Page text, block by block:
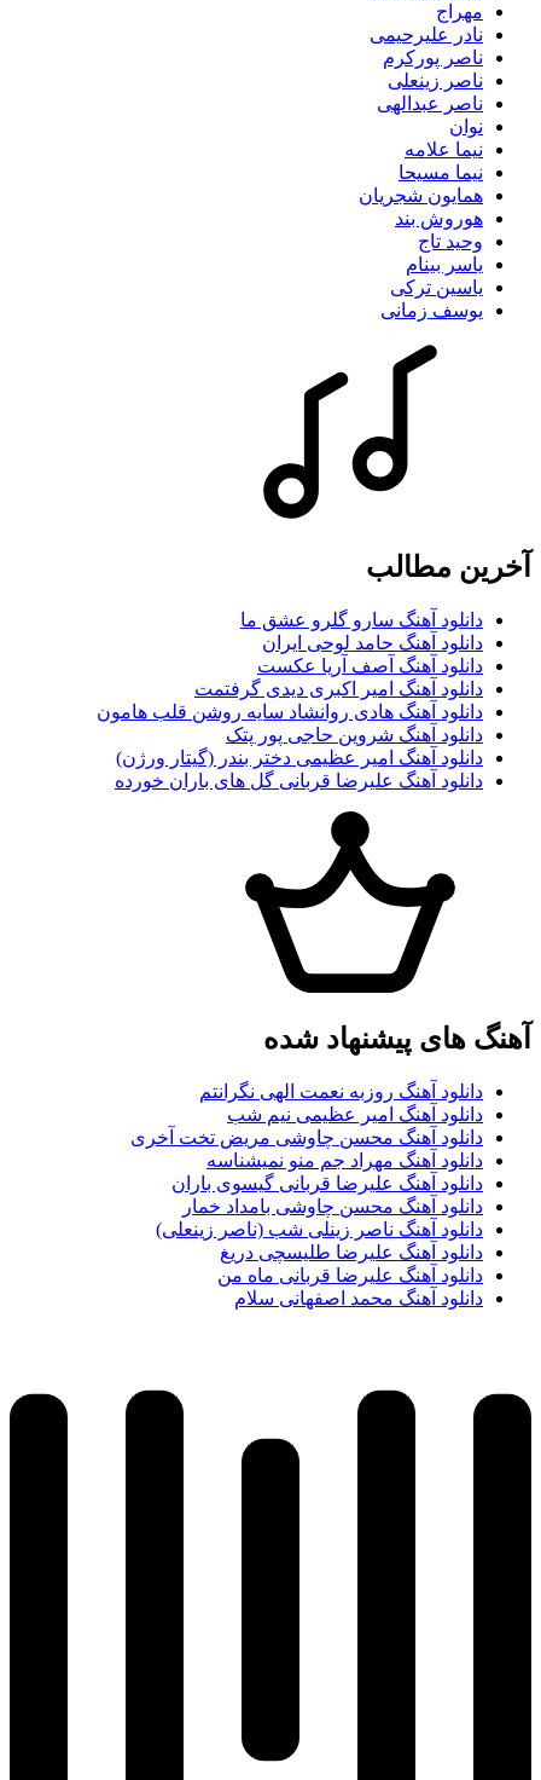
مهراج
نادر علیرحیمی
ناصر پورکرم
ناصر زینعلی
ناصر عبدالهی
نوان
نیما علامه
نیما مسیحا
همایون شجریان
هوروش بند
وحید تاج
یاسر بینام
یاسین ترکی
یوسف زمانی
آخرین مطالب
دانلود آهنگ سارو گلرو عشق ما
دانلود آهنگ حامد لوحی ایران
دانلود آهنگ آصف آریا عکست
دانلود آهنگ امیر اکبری دیدی گرفتمت
دانلود آهنگ هادی روانشاد سایه روشن قلب هامون
دانلود آهنگ شروین حاجی پور پتک
دانلود آهنگ امیر عظیمی دختر بندر (گیتار ورژن)
دانلود آهنگ علیرضا قربانی گل های باران خورده
آهنگ های پیشنهاد شده
دانلود آهنگ روزبه نعمت الهی نگرانتم
دانلود آهنگ امیر عظیمی نیم شب
دانلود آهنگ محسن چاوشی مریض تخت آخری
دانلود آهنگ مهراد جم منو نمیشناسه
دانلود آهنگ علیرضا قربانی گیسوی باران
دانلود آهنگ محسن چاوشی بامداد خمار
دانلود آهنگ ناصر زینلی شب (ناصر زینعلی)
دانلود آهنگ علیرضا طلیسچی دریغ
دانلود آهنگ علیرضا قربانی ماه من
دانلود آهنگ محمد اصفهانی سلام